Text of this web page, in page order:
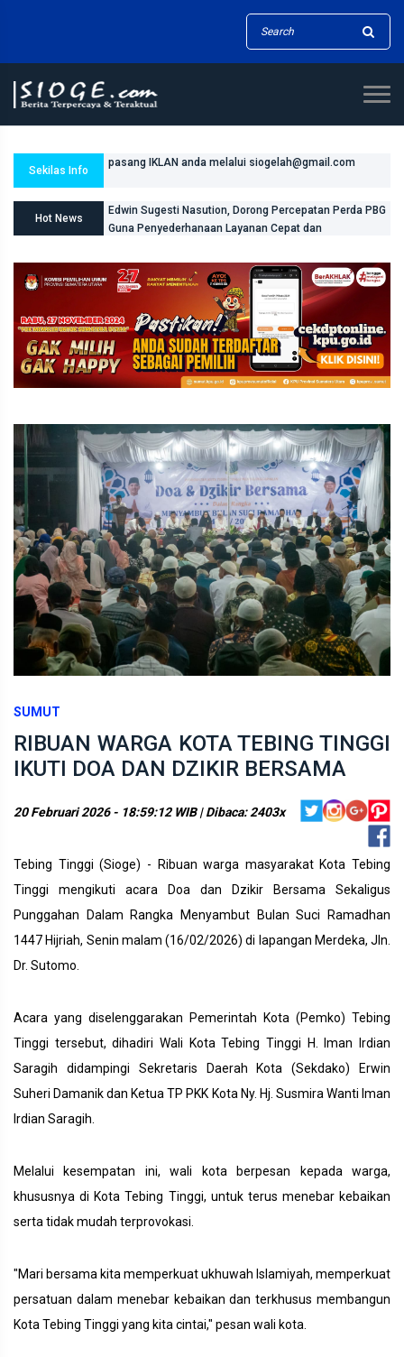
Sekilas Info
Tiada hari tanpa doa dan pengharapan
Hot News
Edwin Sugesti Nasution, Dorong Percepatan Perda PBG
Guna Penyederhanaan Layanan Cepat dan
SUMUT
RIBUAN WARGA KOTA TEBING TINGGI
IKUTI DOA DAN DZIKIR BERSAMA
20 Februari 2026 - 18:59:12 WIB | Dibaca: 2403x
Tebing Tinggi (Sioge) - Ribuan warga masyarakat Kota Tebing
Tinggi mengikuti acara Doa dan Dzikir Bersama Sekaligus
Punggahan Dalam Rangka Menyambut Bulan Suci Ramadhan
1447 Hijriah, Senin malam (16/02/2026) di lapangan Merdeka, Jln.
Dr. Sutomo.
Acara yang diselenggarakan Pemerintah Kota (Pemko) Tebing
Tinggi tersebut, dihadiri Wali Kota Tebing Tinggi H. Iman Irdian
Saragih didampingi Sekretaris Daerah Kota (Sekdako) Erwin
Suheri Damanik dan Ketua TP PKK Kota Ny. Hj. Susmira Wanti Iman
Irdian Saragih.
Melalui kesempatan ini, wali kota berpesan kepada warga,
khususnya di Kota Tebing Tinggi, untuk terus menebar kebaikan
serta tidak mudah terprovokasi.
"Mari bersama kita memperkuat ukhuwah Islamiyah, memperkuat
persatuan dalam menebar kebaikan dan terkhusus membangun
Kota Tebing Tinggi yang kita cintai," pesan wali kota.